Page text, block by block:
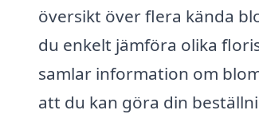
översikt över flera kända
du enkelt jämföra olika
samlar information om
att du kan göra din